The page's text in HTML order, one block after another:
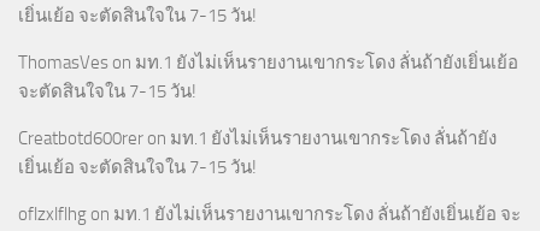
เยิ่นเย้อ จะตัดสินใจใน 7-15 วัน!
ThomasVes on มท.1 ยังไม่เห็นรายงานเขากระโดง ลั่นถ้ายังเยิ่นเย้อ
จะตัดสินใจใน 7-15 วัน!
Creatbotd600rer on มท.1 ยังไม่เห็นรายงานเขากระโดง ลั่นถ้ายัง
เยิ่นเย้อ จะตัดสินใจใน 7-15 วัน!
oflzxlflhg on มท.1 ยังไม่เห็นรายงานเขากระโดง ลั่นถ้ายังเยิ่นเย้อ จะ